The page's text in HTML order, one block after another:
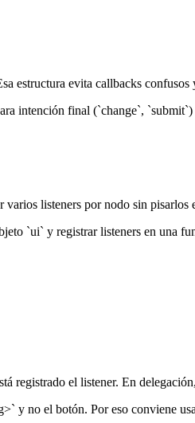
estructura evita callbacks
intención final (`change`,
listeners por nodo sin pisarlos
`ui` y registrar listeners en una
registrado el listener. En
y no el botón. Por eso conviene